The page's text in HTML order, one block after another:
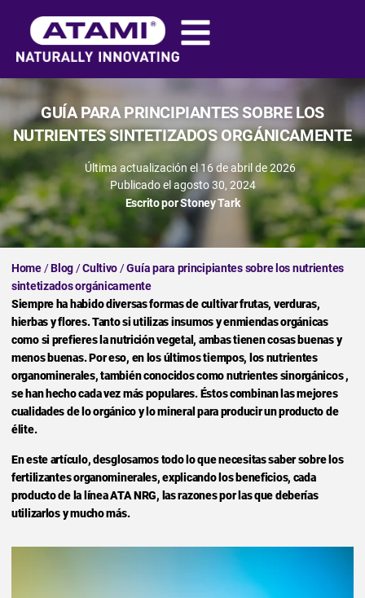
GUÍA PARA PRINCIPIANTES SOBRE LOS
NUTRIENTES SINTETIZADOS ORGÁNICAMENTE
Última actualización el 16 de abril de 2026
Publicado el agosto 30, 2024
Escrito porStoney Tark
Home/Blog/Cultivo/Guía para principiantes sobre los nutrientes
sintetizados orgánicamente
Siempre ha habido diversas formas de cultivar frutas, verduras,
hierbas y flores. Tanto si utilizas insumos y enmiendas orgánicas
como si prefieres la nutrición vegetal, ambas tienen cosas buenas y
menos buenas. Por eso, en los últimos tiempos, los nutrientes
organominerales, también conocidos como nutrientes sinorgánicos ,
se han hecho cada vez más populares. Éstos combinan las mejores
cualidades de lo orgánico y lo mineral para producir un producto de
élite.
En este artículo, desglosamos todo lo que necesitas saber sobre los
fertilizantes organominerales, explicando los beneficios, cada
producto de la línea ATA NRG, las razones por las que deberías
utilizarlos y mucho más.